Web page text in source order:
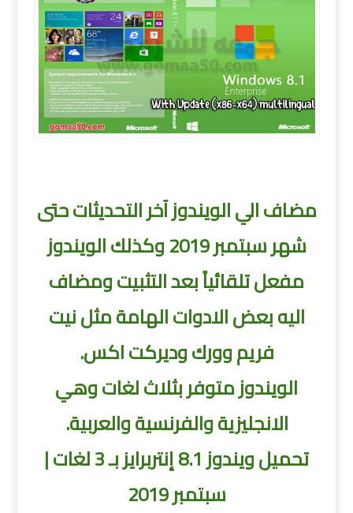
مضاف الي الويندوز آخر التحديثات حتى
شهر سبتمبر 2019 و
كذلك الويندوز
مفعل تلقائياً بعد التثبيت ومضاف
اليه بعض الادوات الهامة مثل نيت
فريم وورك وديركت اكس.
الويندوز متوفر بثلاث لغات وهي
الانجليزية والفرنسية والعربية.
تحميل ويندوز 8.1 إنتربرايز بـ 3 لغات |
سبتمبر 2019